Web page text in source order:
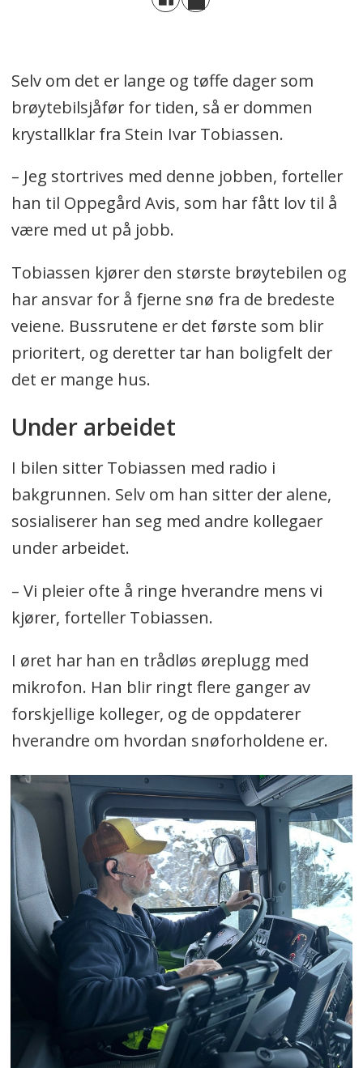
Selv om det er lange og tøffe dager som
brøytebilsjåfør for tiden, så er dommen
krystallklar fra Stein Ivar Tobiassen.
– Jeg stortrives med denne jobben, forteller
han til Oppegård Avis, som har fått lov til å
være med ut på jobb.
Tobiassen kjører den største brøytebilen og
har ansvar for å fjerne snø fra de bredeste
veiene. Bussrutene er det første som blir
prioritert, og deretter tar han boligfelt der
det er mange hus.
Under arbeidet
I bilen sitter Tobiassen med radio i
bakgrunnen. Selv om han sitter der alene,
sosialiserer han seg med andre kollegaer
under arbeidet.
– Vi pleier ofte å ringe hverandre mens vi
kjører, forteller Tobiassen.
I øret har han en trådløs øreplugg med
mikrofon. Han blir ringt flere ganger av
forskjellige kolleger, og de oppdaterer
hverandre om hvordan snøforholdene er.